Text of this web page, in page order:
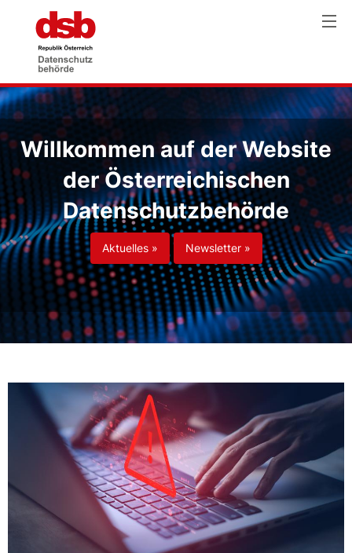
Willkommen auf der Website
der Österreichischen
Datenschutzbehörde
Aktuelles » Newsletter »